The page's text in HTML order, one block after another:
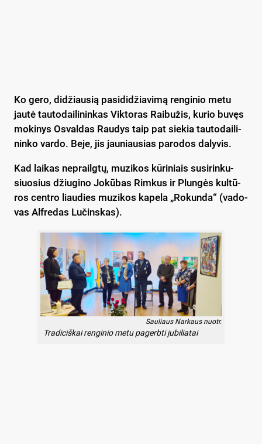
Ko ge­ro, di­džiau­sią pa­si­di­džia­vi­mą ren­gi­nio me­tu
jau­tė tau­to­dai­li­nin­kas Vik­to­ras Rai­bu­žis, ku­rio bu­vęs
mo­ki­nys Os­val­das Rau­dys taip pat sie­kia tau­to­dai­li­
nin­ko var­do. Be­je, jis jau­niau­sias pa­ro­dos da­ly­vis.
Kad lai­kas ne­prailg­tų, mu­zi­kos kū­ri­niais su­si­rin­ku­
siuo­sius džiu­gi­no Jo­kū­bas Rim­kus ir Plun­gės kul­tū­
ros cent­ro liau­dies mu­zi­kos ka­pe­la „Ro­kun­da“ (va­do­
vas Alf­re­das Lu­čins­kas).
Sauliaus Narkaus nuotr.
Tradiciškai renginio metu pagerbti jubiliatai